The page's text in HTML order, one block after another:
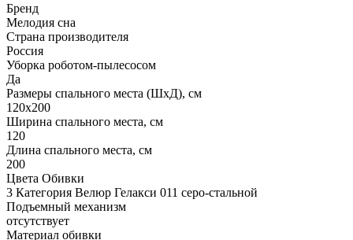
Бренд
Мелодия сна
Страна производителя
Россия
Уборка роботом-пылесосом
Да
Размеры спального места (ШхД), см
120х200
Ширина спального места, см
120
Длина спального места, см
200
Цвета Обивки
3 Категория Велюр Гелакси 011 серо-стальной
Подъемный механизм
отсутствует
Материал обивки